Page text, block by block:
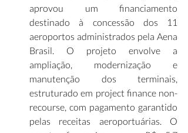
aprovou um financiamento
destinado à concessão dos 11
aeroportos administrados pela Aena
Brasil. O projeto envolve a
ampliação, modernização e
manutenção dos terminais,
estruturado em project finance non-
recourse, com pagamento garantido
pelas receitas aeroportuárias. O